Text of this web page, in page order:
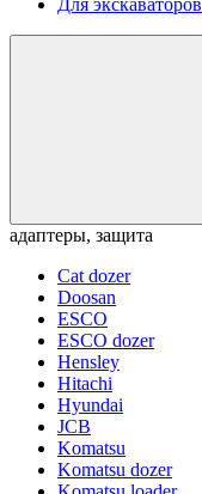
Для экскаваторов
адаптеры, защита
Cat dozer
Doosan
ESCO
ESCO dozer
Hensley
Hitachi
Hyundai
JCB
Komatsu
Komatsu dozer